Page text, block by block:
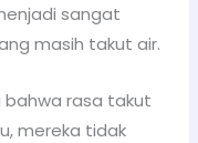
sangat
masih takut air.
bahwa rasa takut
mereka tidak